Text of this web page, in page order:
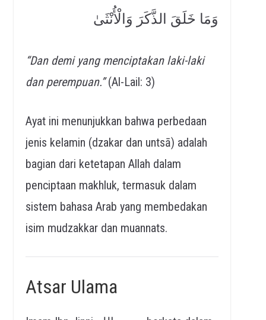
وَمَا خَلَقَ الذَّكَرَ وَالْأُنْثَىٰ
“Dan demi yang menciptakan laki-laki
dan perempuan.”(Al-Lail: 3)
Ayat ini menunjukkan bahwa perbedaan
jenis kelamin (dzakar dan untsā) adalah
bagian dari ketetapan Allah dalam
penciptaan makhluk, termasuk dalam
sistem bahasa Arab yang membedakan
isim mudzakkar dan muannats.
Atsar Ulama